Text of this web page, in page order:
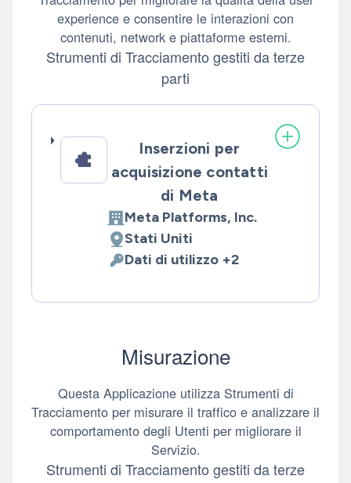
experience e consentire le interazioni con
contenuti, network e piattaforme esterni.
Strumenti di Tracciamento gestiti da terze
parti
Inserzioni per
acquisizione contatti
di Meta
Azienda:
Meta Platforms, Inc.
Luogo del trattamento:
Stati Uniti
Dati Personali trattati:
Dati di utilizzo +2
Misurazione
Questa Applicazione utilizza Strumenti di
Tracciamento per misurare il traffico e analizzare il
comportamento degli Utenti per migliorare il
Servizio.
Strumenti di Tracciamento gestiti da terze